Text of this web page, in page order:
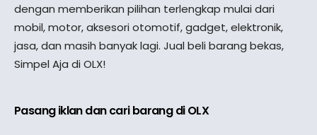
dengan memberikan pilihan terlengkap mulai dari
mobil, motor, aksesori otomotif, gadget, elektronik,
jasa, dan masih banyak lagi. Jual beli barang bekas,
Simpel Aja di OLX!
Pasang iklan dan cari barang di OLX